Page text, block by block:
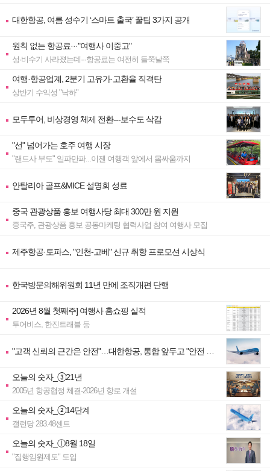
대한항공, 여름 성수기 ‘스마트 출국’ 꿀팁 3가지 공개
원칙 없는 항공료···"여행사 이중고"
성·비수기 사라졌는데···항공료는 여전히 들쭉날쭉
여행·항공업계, 2분기 고유가·고환율 직격탄
상반기 수익성 "낙하"
모두투어, 비상경영 체제 전환---보수도 삭감
"선" 넘어가는 호주 여행 시장
"랜드사 부도" 일파만파...이젠 여행객 앞에서 몸싸움까지
안탈리아 골프&MICE 설명회 성료
중국 관광상품 홍보 여행사당 최대 300만 원 지원
중국주, 관광상품 홍보 공동마케팅 협력사업 참여 여행사 모집
제주항공·토파스, "인천-고베" 신규 취항 프로모션 시상식
한국방문의해위원회 11년 만에 조직개편 단행
2026년 8월 첫째주] 여행사 홈쇼핑 실적
투어비스, 한진트래블 등
"고객 신뢰의 근간은 안전"…대한항공, 통합 앞두고 "안전 역
오늘의 숫자_③21년
2005년 항공협정 체결-2026년 항로 개설
오늘의 숫자_②14단계
갤런당 283.48센트
오늘의 숫자_ⓛ8월 18일
"집행임원제도" 도입